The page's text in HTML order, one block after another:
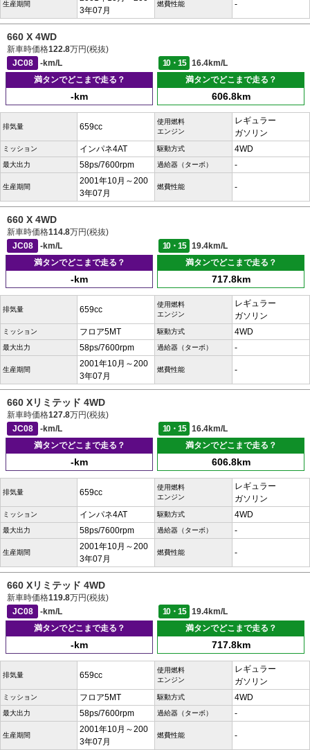
生産期間
3年07月
燃費性能 -
660 X 4WD
新車時価格122.8万円(税抜)
JC08
-km/L 10・15
16.4km/L
満タンでどこまで走る？
-km
満タンでどこまで走る？
606.8km
排気量 659cc
使用燃料
エンジン
レギュラー
ガソリン
ミッション インパネ4AT 駆動方式 4WD
最大出力 58ps/7600rpm 過給器（ターボ） -
生産期間
2001年10月～200
3年07月
燃費性能 -
660 X 4WD
新車時価格114.8万円(税抜)
JC08
-km/L 10・15
19.4km/L
満タンでどこまで走る？
-km
満タンでどこまで走る？
717.8km
排気量 659cc
使用燃料
エンジン
レギュラー
ガソリン
ミッション フロア5MT 駆動方式 4WD
最大出力 58ps/7600rpm 過給器（ターボ） -
生産期間
2001年10月～200
3年07月
燃費性能 -
660 Xリミテッド 4WD
新車時価格127.8万円(税抜)
JC08
-km/L 10・15
16.4km/L
満タンでどこまで走る？
-km
満タンでどこまで走る？
606.8km
排気量 659cc
使用燃料
エンジン
レギュラー
ガソリン
ミッション インパネ4AT 駆動方式 4WD
最大出力 58ps/7600rpm 過給器（ターボ） -
生産期間
2001年10月～200
3年07月
燃費性能 -
660 Xリミテッド 4WD
新車時価格119.8万円(税抜)
JC08
-km/L 10・15
19.4km/L
満タンでどこまで走る？
-km
満タンでどこまで走る？
717.8km
排気量 659cc
使用燃料
エンジン
レギュラー
ガソリン
ミッション フロア5MT 駆動方式 4WD
最大出力 58ps/7600rpm 過給器（ターボ） -
生産期間
2001年10月～200
3年07月
燃費性能 -